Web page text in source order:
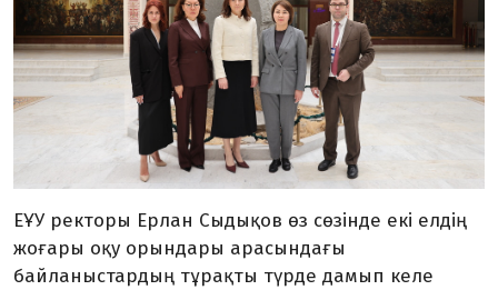
ЕҰУ ректоры Ерлан Сыдықов өз сөзінде екі елдің
жоғары оқу орындары арасындағы
байланыстардың тұрақты түрде дамып келе